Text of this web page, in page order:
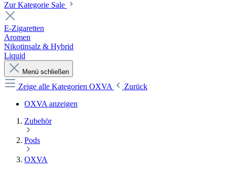
Zur Kategorie Sale
E-Zigaretten
Aromen
Nikotinsalz & Hybrid
Liquid
Menü schließen
Zeige alle Kategorien OXVA
Zurück
OXVA anzeigen
Zubehör
Pods
OXVA